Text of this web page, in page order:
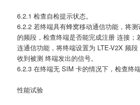
6.2.1 检查自检提示状态。
6.2.2 若终端具有蜂窝移动通信功能，将
的频段，检查终端是否能完成注册 连接；
连通信功能，将终端设置为 LTE-V2X 频
收到被测 终端发出的信号。
6.2.3 在终端无 SIM 卡的情况下，检查终
性能试验